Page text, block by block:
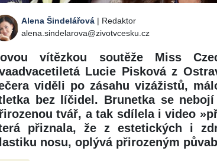
Alena Šindelářová | Redaktor
alena.sindelarova@zivotvcesku.cz
vítězkou soutěže Miss
Lucie Pisková z
viděli po zásahu vizážistů,
bez líčidel. Brunetka se
tvář, a tak sdílela i video
přiznala, že z estetických i
nosu, oplývá přirozeným